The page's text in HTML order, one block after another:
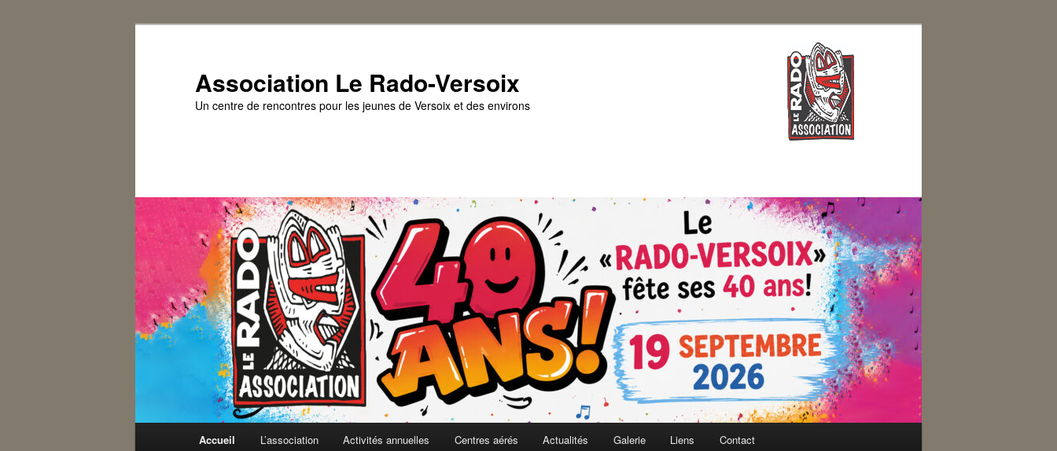
Association Le Rado-Versoix
Un centre de rencontres pour les jeunes de Versoix et des environs
Aller
Aller
Accueil L’association Activités annuelles Centres aérés Actualités Galerie Liens Contact